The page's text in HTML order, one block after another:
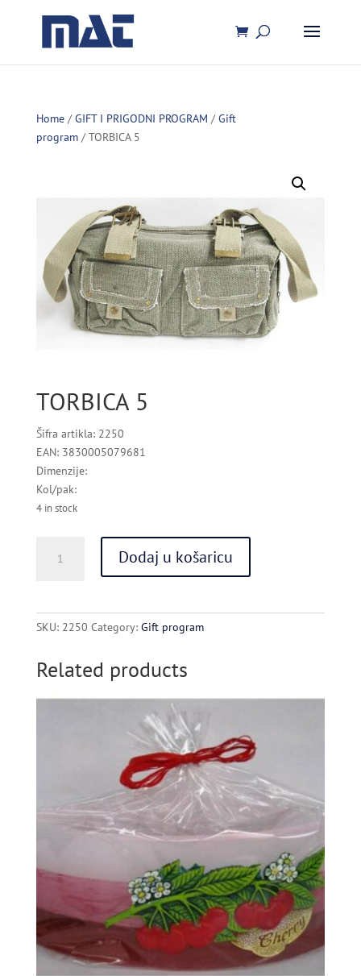
Home/GIFT I PRIGODNI PROGRAM /Gift
program/ TORBICA 5
TORBICA 5
Šifra artikla: 2250
EAN: 3830005079681
Dimenzije:
Kol/pak:
4 in stock
Dodaj u košaricu
SKU: 2250 Category: Gift program
Related products